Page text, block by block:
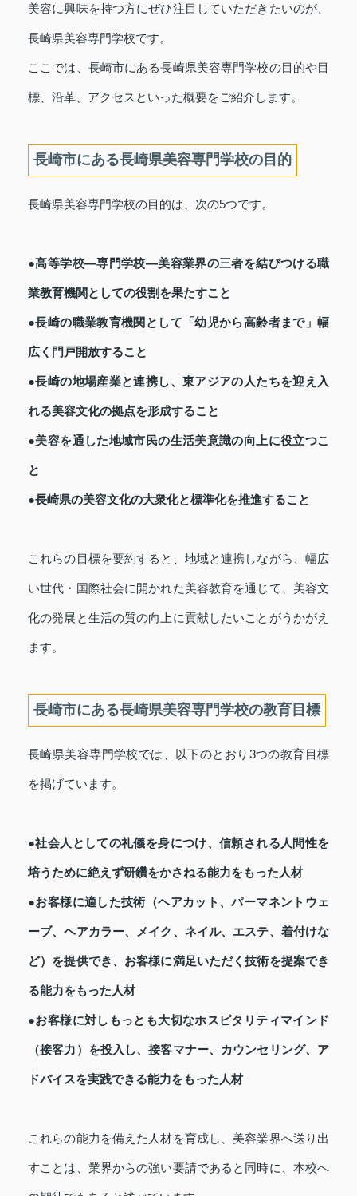
美容に興味を持つ方にぜひ注目していただきたいのが、
長崎県美容専門学校です。
ここでは、長崎市にある長崎県美容専門学校の目的や目
標、沿革、アクセスといった概要をご紹介します。
長崎市にある長崎県美容専門学校の目的
長崎県美容専門学校の目的は、次の5つです。
●高等学校―専門学校―美容業界の三者を結びつける職
業教育機関としての役割を果たすこと
●長崎の職業教育機関として「幼児から高齢者まで」幅
広く門戸開放すること
●長崎の地場産業と連携し、東アジアの人たちを迎え入
れる美容文化の拠点を形成すること
●美容を通した地域市民の生活美意識の向上に役立つこ
と
●長崎県の美容文化の大衆化と標準化を推進すること
これらの目標を要約すると、地域と連携しながら、幅広
い世代・国際社会に開かれた美容教育を通じて、美容文
化の発展と生活の質の向上に貢献したいことがうかがえ
ます。
長崎市にある長崎県美容専門学校の教育目標
長崎県美容専門学校では、以下のとおり3つの教育目標
を掲げています。
●社会人としての礼儀を身につけ、信頼される人間性を
培うために絶えず研鑽をかさねる能力をもった人材
●お客様に適した技術（ヘアカット、パーマネントウェ
ーブ、ヘアカラー、メイク、ネイル、エステ、着付けな
ど）を提供でき、お客様に満足いただく技術を提案でき
る能力をもった人材
●お客様に対しもっとも大切なホスピタリティマインド
（接客力）を投入し、接客マナー、カウンセリング、ア
ドバイスを実践できる能力をもった人材
これらの能力を備えた人材を育成し、美容業界へ送り出
すことは、業界からの強い要請であると同時に、本校へ